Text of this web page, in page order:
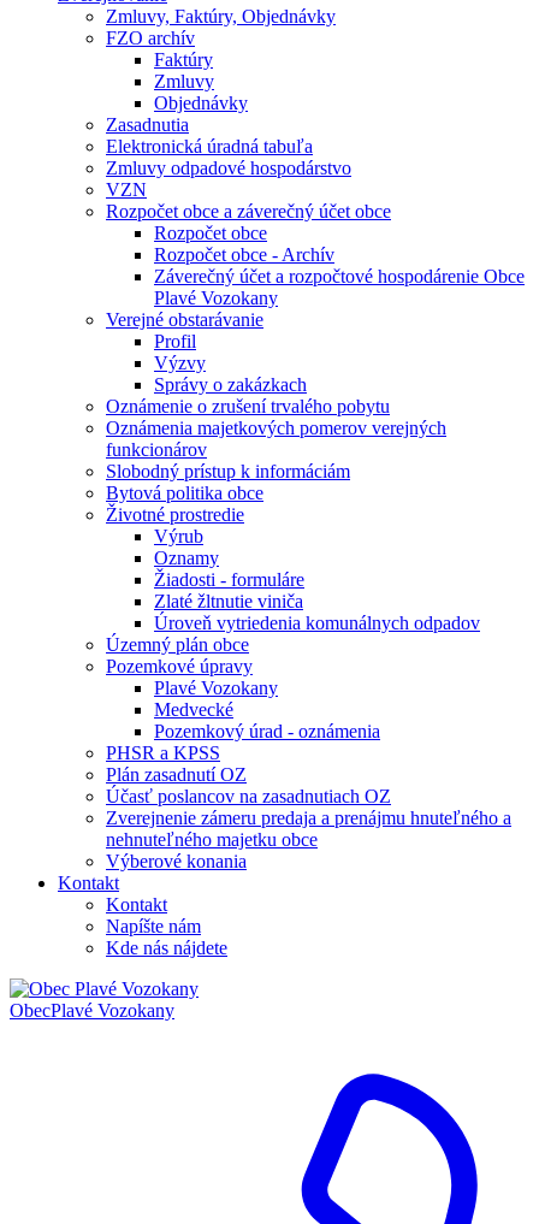
Zmluvy, Faktúry, Objednávky
FZO archív
Faktúry
Zmluvy
Objednávky
Zasadnutia
Elektronická úradná tabuľa
Zmluvy odpadové hospodárstvo
VZN
Rozpočet obce a záverečný účet obce
Rozpočet obce
Rozpočet obce - Archív
Záverečný účet a rozpočtové hospodárenie Obce
Plavé Vozokany
Verejné obstarávanie
Profil
Výzvy
Správy o zakázkach
Oznámenie o zrušení trvalého pobytu
Oznámenia majetkových pomerov verejných
funkcionárov
Slobodný prístup k informáciám
Bytová politika obce
Životné prostredie
Výrub
Oznamy
Žiadosti - formuláre
Zlaté žltnutie viniča
Úroveň vytriedenia komunálnych odpadov
Územný plán obce
Pozemkové úpravy
Plavé Vozokany
Medvecké
Pozemkový úrad - oznámenia
PHSR a KPSS
Plán zasadnutí OZ
Účasť poslancov na zasadnutiach OZ
Zverejnenie zámeru predaja a prenájmu hnuteľného a
nehnuteľného majetku obce
Výberové konania
Kontakt
Kontakt
Napíšte nám
Kde nás nájdete
ObecPlavé Vozokany